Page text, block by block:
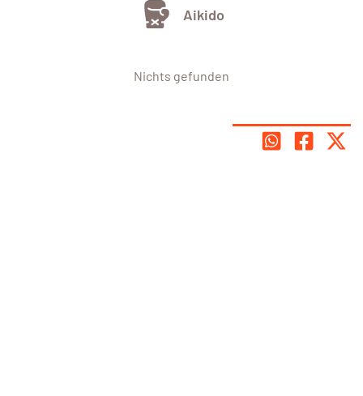
Aikido
Nichts gefunden